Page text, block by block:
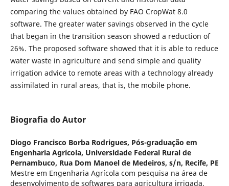
comparing the values obtained by FAO CropWat 8.0
software. The greater water savings observed in the cycle
that began in the transition season showed a reduction of
26%. The proposed software showed that it is able to reduce
water waste in agriculture and send simple and quality
irrigation advice to remote areas with a technology already
assimilated in rural areas, that is, the mobile phone.
Biografia do Autor
Diogo Francisco Borba Rodrigues, Pós-graduação em
Engenharia Agrícola, Universidade Federal Rural de
Pernambuco, Rua Dom Manoel de Medeiros, s/n, Recife, PE
Mestre em Engenharia Agrícola com pesquisa na área de
desenvolvimento de softwares para agricultura irrigada.